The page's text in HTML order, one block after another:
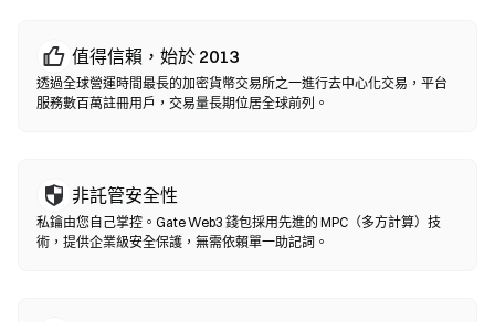
值得信賴，始於 2013
透過全球營運時間最長的加密貨幣交易所之一進行去中心化交易，平台
服務數百萬註冊用戶，交易量長期位居全球前列。
非託管安全性
私鑰由您自己掌控。Gate Web3 錢包採用先進的 MPC（多方計算）技
術，提供企業級安全保護，無需依賴單一助記詞。